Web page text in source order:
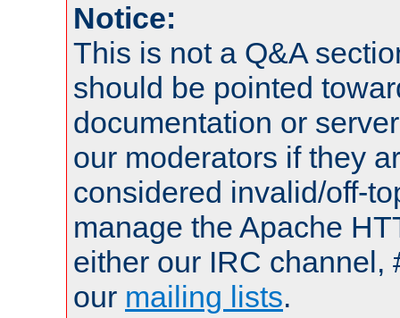
Notice:
This is not a Q&A
should be pointed
documentation or
our moderators if they
considered invalid/off-
manage the Apache
either our IRC channel,
our mailing lists.